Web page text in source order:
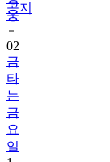
공지
웅
02
금
타
는
금
요
일